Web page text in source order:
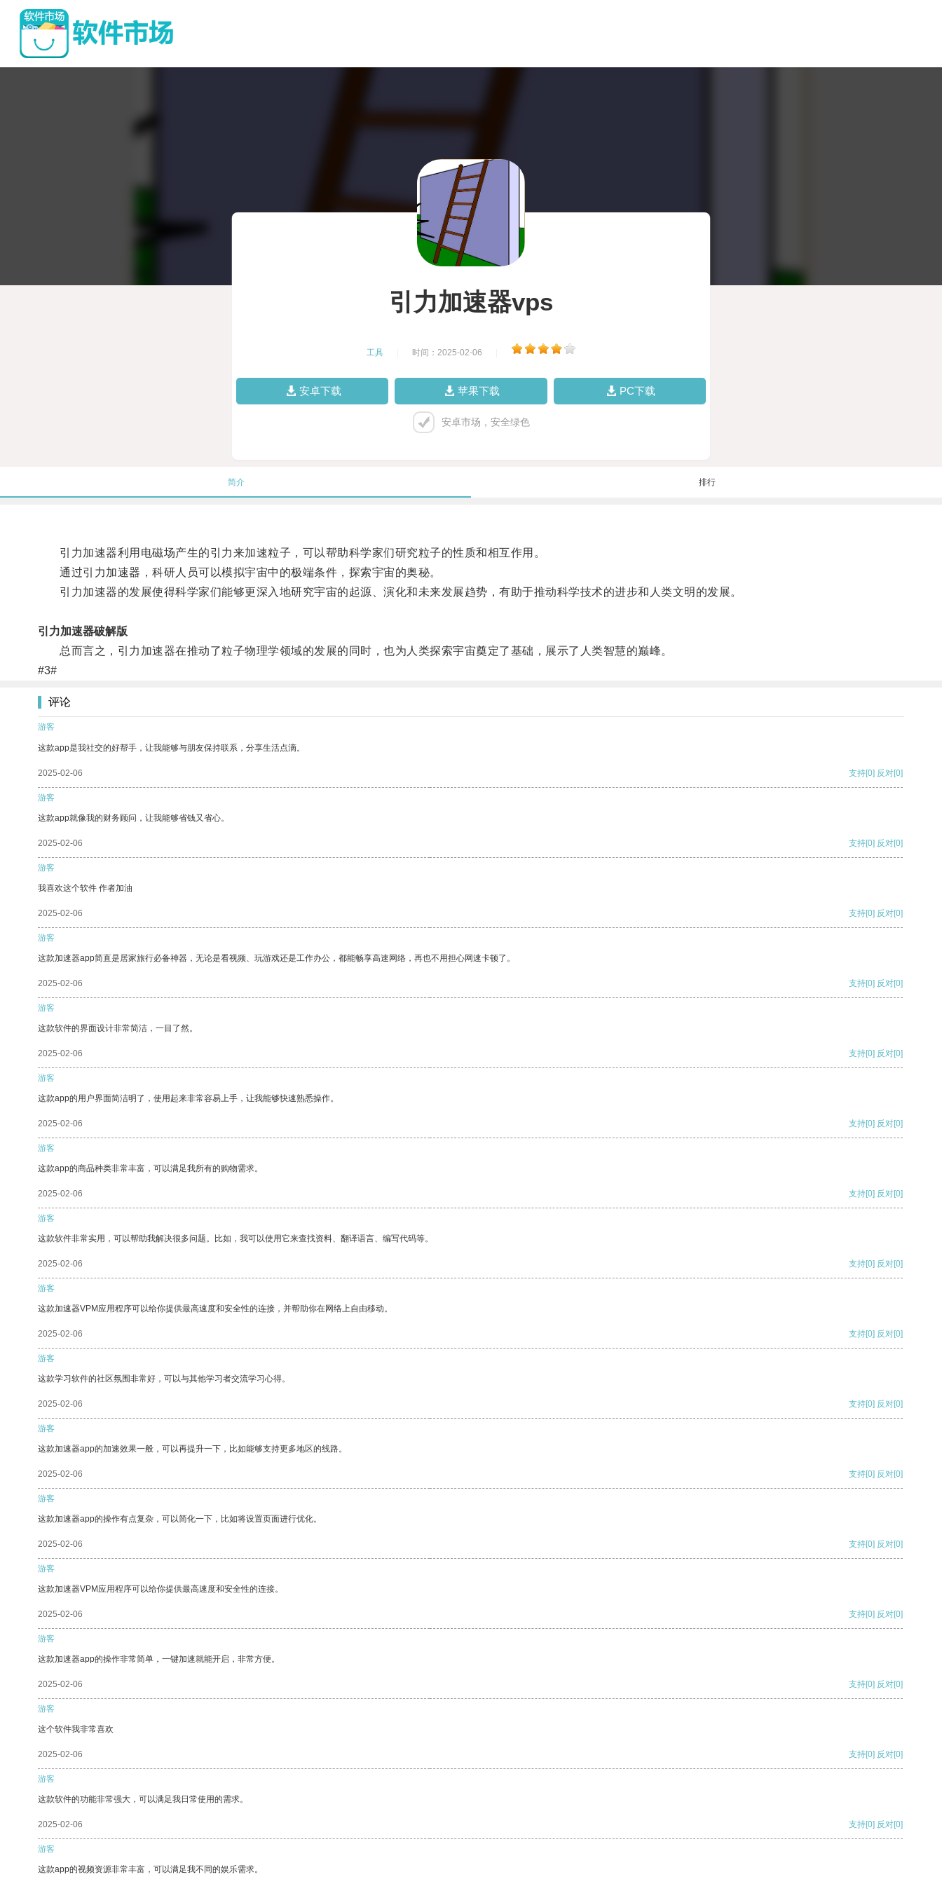
引力加速器vps
工具 时间：2025-02-06
安卓下载 苹果下载 PC下载
安卓市场，安全绿色
简介 排行
引力加速器利用电磁场产生的引力来加速粒子，可以帮助科学家们研究粒子的性质和相互作用。
通过引力加速器，科研人员可以模拟宇宙中的极端条件，探索宇宙的奥秘。
引力加速器的发展使得科学家们能够更深入地研究宇宙的起源、演化和未来发展趋势，有助于推动科学技术的进步和人类文明的发展。
引力加速器破解版
总而言之，引力加速器在推动了粒子物理学领域的发展的同时，也为人类探索宇宙奠定了基础，展示了人类智慧的巅峰。
#3#
评论
游客
这款app是我社交的好帮手，让我能够与朋友保持联系，分享生活点滴。
2025-02-06 支持[0] 反对[0]
游客
这款app就像我的财务顾问，让我能够省钱又省心。
2025-02-06 支持[0] 反对[0]
游客
我喜欢这个软件 作者加油
2025-02-06 支持[0] 反对[0]
游客
这款加速器app简直是居家旅行必备神器，无论是看视频、玩游戏还是工作办公，都能畅享高速网络，再也不用担心网速卡顿了。
2025-02-06 支持[0] 反对[0]
游客
这款软件的界面设计非常简洁，一目了然。
2025-02-06 支持[0] 反对[0]
游客
这款app的用户界面简洁明了，使用起来非常容易上手，让我能够快速熟悉操作。
2025-02-06 支持[0] 反对[0]
游客
这款app的商品种类非常丰富，可以满足我所有的购物需求。
2025-02-06 支持[0] 反对[0]
游客
这款软件非常实用，可以帮助我解决很多问题。比如，我可以使用它来查找资料、翻译语言、编写代码等。
2025-02-06 支持[0] 反对[0]
游客
这款加速器VPM应用程序可以给你提供最高速度和安全性的连接，并帮助你在网络上自由移动。
2025-02-06 支持[0] 反对[0]
游客
这款学习软件的社区氛围非常好，可以与其他学习者交流学习心得。
2025-02-06 支持[0] 反对[0]
游客
这款加速器app的加速效果一般，可以再提升一下，比如能够支持更多地区的线路。
2025-02-06 支持[0] 反对[0]
游客
这款加速器app的操作有点复杂，可以简化一下，比如将设置页面进行优化。
2025-02-06 支持[0] 反对[0]
游客
这款加速器VPM应用程序可以给你提供最高速度和安全性的连接。
2025-02-06 支持[0] 反对[0]
游客
这款加速器app的操作非常简单，一键加速就能开启，非常方便。
2025-02-06 支持[0] 反对[0]
游客
这个软件我非常喜欢
2025-02-06 支持[0] 反对[0]
游客
这款软件的功能非常强大，可以满足我日常使用的需求。
2025-02-06 支持[0] 反对[0]
游客
这款app的视频资源非常丰富，可以满足我不同的娱乐需求。